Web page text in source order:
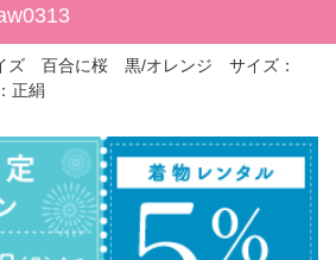
ズ 百合に桜 黒/オレンジ サイズ：
正絹